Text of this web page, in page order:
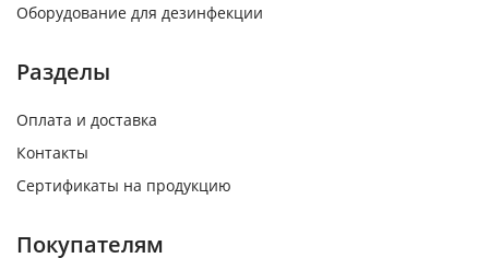
Оборудование для дезинфекции
Разделы
Оплата и доставка
Контакты
Сертификаты на продукцию
Покупателям